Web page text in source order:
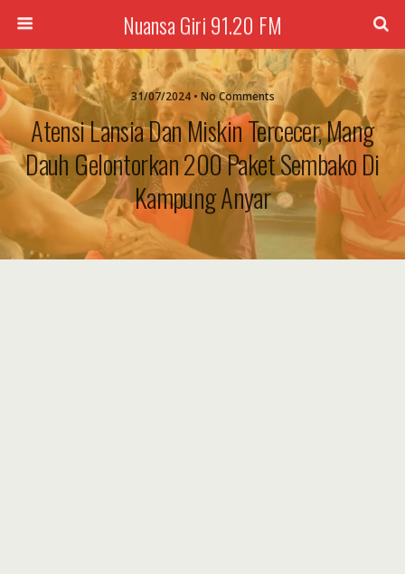
Nuansa Giri 91.20 FM
31/07/2024 • No Comments
Atensi Lansia Dan Miskin Tercecer, Mang
Dauh Gelontorkan 200 Paket Sembako Di
Kampung Anyar